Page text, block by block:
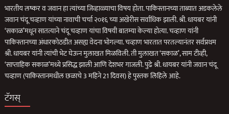
भारतीय लष्कर व जवान हा त्यांच्या जिव्हाळ्याचा विषय होता. पाकिस्तानच्या ताब्यात अडकलेले
जवान चंदू चव्हाण यांच्या नावाची चर्चा २०१६ च्या अखेरीस सर्वाधिक झाली. श्री. धायबर यांनी
‘सकाळ’मधून सातत्याने चंदू चव्हाण यांचा विषयी बातम्या केल्या होत्या. चव्हाण यांनी
पाकिस्तानच्या अंधारकोठडीत असह्य वेदना भोगल्या. चव्हाण भारतात परतल्यानंतर सर्वप्रथम
श्री. धायबर यांनी त्यांची भेट घेऊन मुलाखत मिळविली. ती मुलाखत ‘सकाळ’, साम टीव्ही,
‘साप्ताहिक सकाळ’मध्ये प्रसिद्ध झाली आणि देशभर गाजली. पुढे श्री. धायबर यांनी जवान चंदू
चव्हाण (पाकिस्तानमधील छळाचे 3 महिने 21 दिवस) हे पुस्तक लिहिले आहे.
टॅगस्